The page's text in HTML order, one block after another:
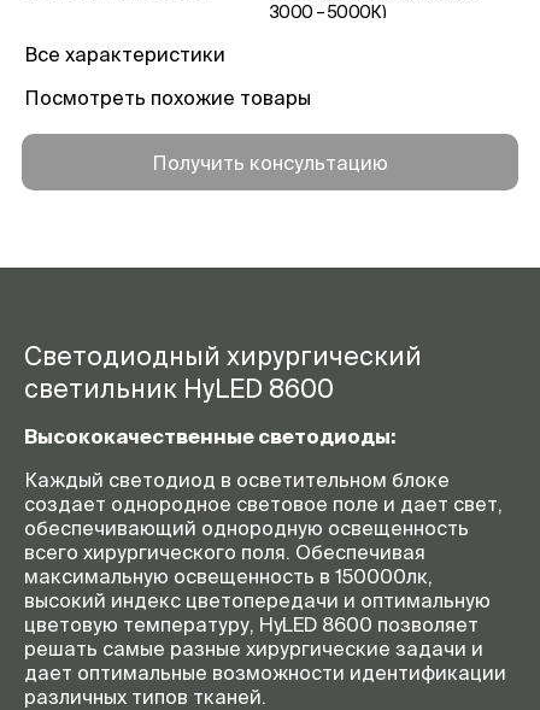
3000 – 5000К)
Индекс цветопередачи (Ra)
Все характеристики
Посмотреть похожие товары
Получить консультацию
Светодиодный хирургический
светильник HyLED 8600
Высококачественные светодиоды:
Каждый светодиод в осветительном блоке
создает однородное световое поле и дает свет,
обеспечивающий однородную освещенность
всего хирургического поля. Обеспечивая
максимальную освещенность в 150000лк,
высокий индекс цветопередачи и оптимальную
цветовую температуру, HyLED 8600 позволяет
решать самые разные хирургические задачи и
дает оптимальные возможности идентификации
различных типов тканей.